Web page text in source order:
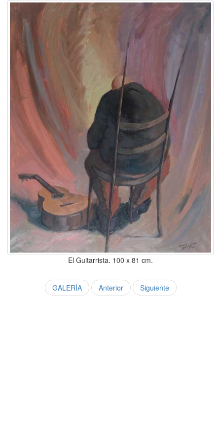
El Guitarrista. 100 x 81 cm.
GALERÍA Anterior Siguiente